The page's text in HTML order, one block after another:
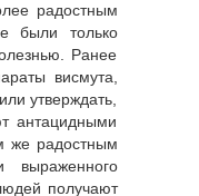
радостным
были только
Ранее
висмута,
утверждать,
антацидными
же радостным
выраженного
получают